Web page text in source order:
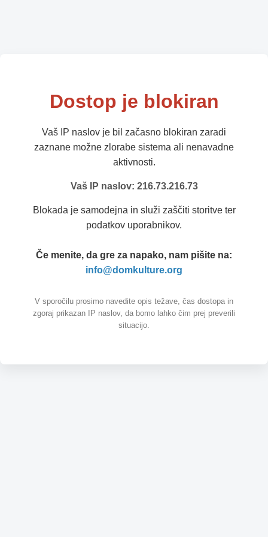
Dostop je blokiran
Vaš IP naslov je bil začasno blokiran zaradi
zaznane možne zlorabe sistema ali nenavadne
aktivnosti.
Vaš IP naslov: 216.73.216.73
Blokada je samodejna in služi zaščiti storitve ter
podatkov uporabnikov.
Če menite, da gre za napako, nam pišite na:
info@domkulture.org
V sporočilu prosimo navedite opis težave, čas dostopa in
zgoraj prikazan IP naslov, da bomo lahko čim prej preverili
situacijo.